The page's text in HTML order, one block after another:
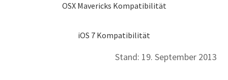
OSX Mavericks Kompatibilität
iOS 7 Kompatibilität
Stand: 19. September 2013